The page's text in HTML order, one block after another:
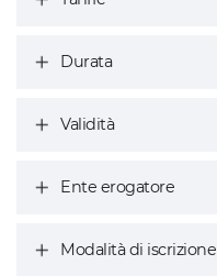
Durata
Validità
Ente erogatore
Modalità di iscrizione